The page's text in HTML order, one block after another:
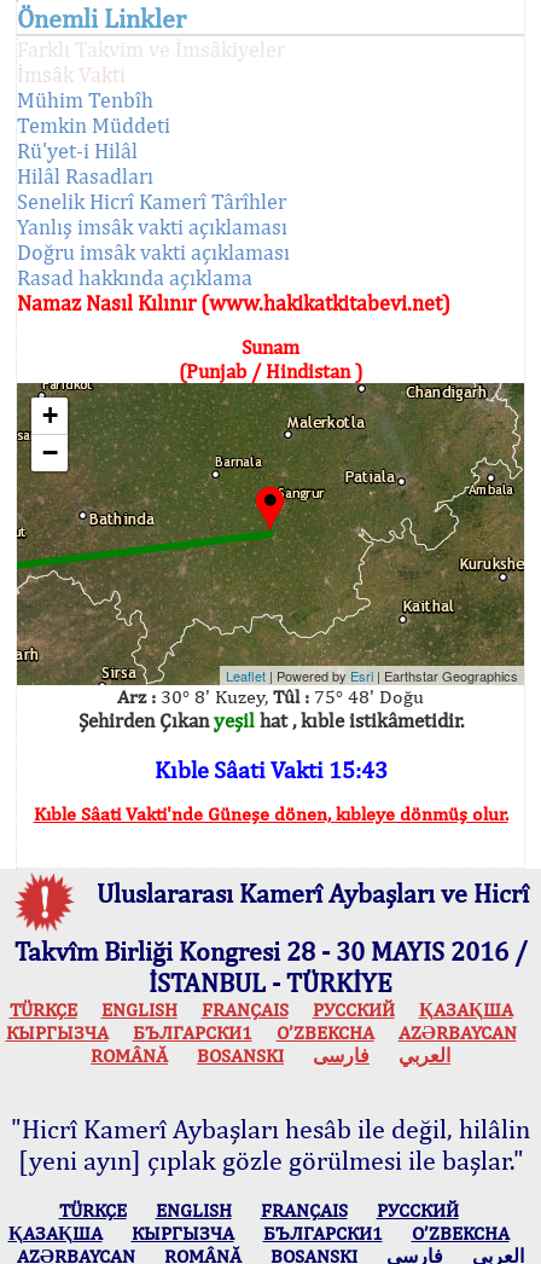
Önemli Linkler
Farklı Takvim ve İmsâkiyeler
İmsâk Vakti
Mühim Tenbîh
Temkin Müddeti
Rü'yet-i Hilâl
Hilâl Rasadları
Senelik Hicrî Kamerî Târîhler
Yanlış imsâk vakti açıklaması
Doğru imsâk vakti açıklaması
Rasad hakkında açıklama
Namaz Nasıl Kılınır (www.hakikatkitabevi.net)
Sunam
(Punjab / Hindistan )
+
−
Leaflet | Powered by Esri | Earthstar Geographics
Arz : 30° 8' Kuzey, Tûl : 75° 48' Doğu
Şehirden Çıkanyeşilhat , kıble istikâmetidir.
Kıble Sâati Vakti 15:43
Kıble Sâati Vakti'nde Güneşe dönen, kıbleye dönmüş olur.
Uluslararası Kamerî Aybaşları ve Hicrî
Takvîm Birliği Kongresi 28 - 30 MAYIS 2016 /
İSTANBUL - TÜRKİYE
TÜRKÇE ENGLISH FRANÇAIS РУССКИЙ
ҚАЗАҚША
КЫPГЫЗЧA
БЪЛГАРСКИ1 O’ZBEKCHA
AZӘRBAYCAN
ROMÂNĂ
BOSANSKI العربي فارسی
"Hicrî Kamerî Aybaşları hesâb ile değil, hilâlin
[yeni ayın] çıplak gözle görülmesi ile başlar."
TÜRKÇE ENGLISH FRANÇAIS
РУССКИЙ
ҚАЗАҚША
КЫPГЫЗЧA БЪЛГАРСКИ1
O’ZBEKCHA
AZӘRBAYCAN
ROMÂNĂ BOSANSKI العربي فارسی